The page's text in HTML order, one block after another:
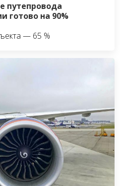
путепровода
готово на 90%
— 65 %